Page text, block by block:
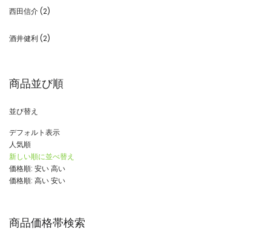
西田信介 (2)
酒井健利 (2)
商品並び順
並び替え
デフォルト表示
人気順
新しい順に並べ替え
価格順: 安い 高い
価格順: 高い 安い
商品価格帯検索